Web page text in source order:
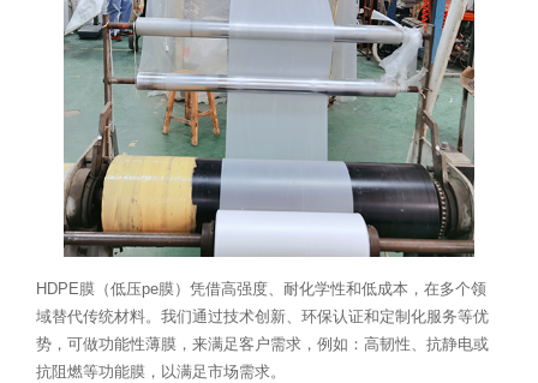
HDPE膜（低压pe膜）凭借高强度、耐化学性和低成本，在多个领
域替代传统材料。我们通过技术创新、环保认证和定制化服务等优
势，可做功能性薄膜，来满足客户需求，例如：高韧性、抗静电或
抗阻燃等功能膜，以满足市场需求。